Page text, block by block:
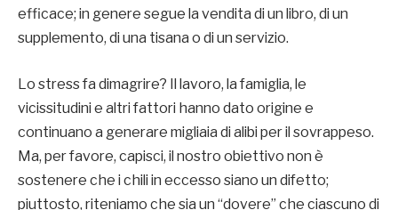
efficace; in genere segue la vendita di un libro, di un
supplemento, di una tisana o di un servizio.
Lo stress fa dimagrire? Il lavoro, la famiglia, le
vicissitudini e altri fattori hanno dato origine e
continuano a generare migliaia di alibi per il sovrappeso.
Ma, per favore, capisci, il nostro obiettivo non è
sostenere che i chili in eccesso siano un difetto;
piuttosto, riteniamo che sia un “dovere” che ciascuno di